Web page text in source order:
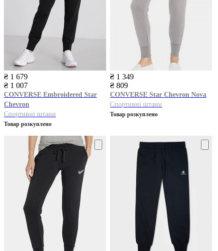
₴ 1 679
₴ 1 007
CONVERSE Embroidered Star
Chevron
Спортивні штани
Товар розкуплено
₴ 1 349
₴ 809
CONVERSE Star Chevron Nova
Спортивні штани
Товар розкуплено